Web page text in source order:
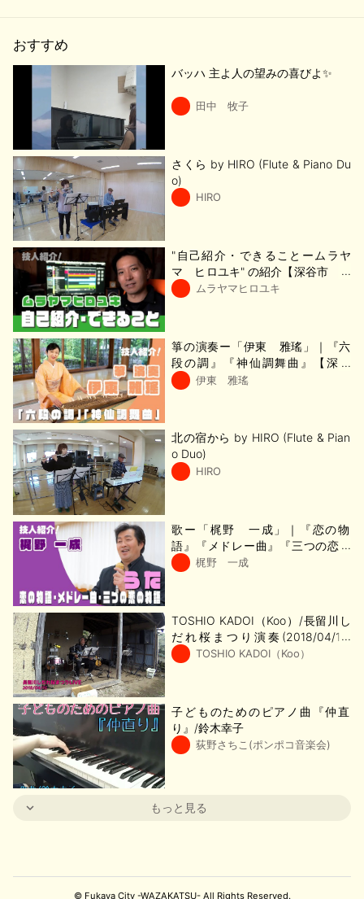
おすすめ
バッハ 主よ人の望みの喜びよ✨
田中 牧子
さくら by HIRO (Flute & Piano Du
o)
HIRO
"自己紹介・できることームラヤ
マ ヒロユキ" の紹介【深谷市 技
活】 ムラヤマヒロユキ
箏の演奏ー「伊東 雅瑤」｜『六
段の調』『神仙調舞曲』【深谷
市 技活】
伊東 雅瑤
北の宿から by HIRO (Flute & Pian
o Duo)
HIRO
歌ー「梶野 一成」｜『恋の物
語』『メドレー曲』『三つの恋の
物語』【深谷市 技活】
梶野 一成
TOSHIO KADOI（Koo）/長留川し
だれ桜まつり演奏(2018/04/15)
【深谷市 技活】
TOSHIO KADOI（Koo）
子どものためのピアノ曲『仲直
り』/鈴木幸子
荻野さちこ(ポンポコ音楽会)
もっと見る
© Fukaya City -WAZAKATSU- All Rights Reserved.